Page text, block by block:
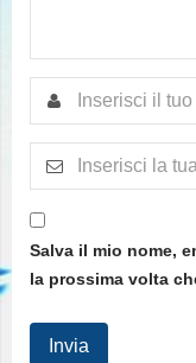
Salva il mio nome,
la prossima volta